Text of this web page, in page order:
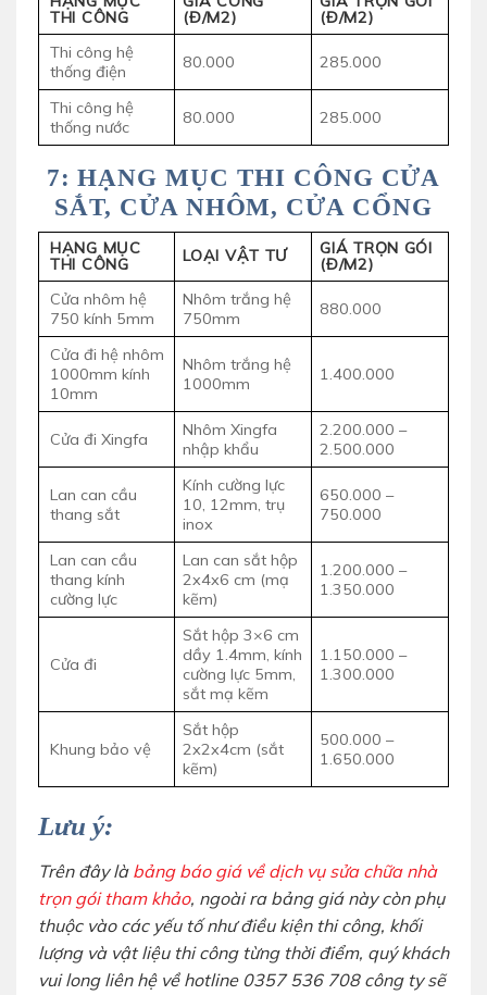
THI CÔNG
(Đ/M2)
(Đ/M2)
Thi công hệ
thống điện
80.000 285.000
Thi công hệ
thống nước
80.000 285.000
7: HẠNG MỤC THI CÔNG CỬA
SẮT, CỬA NHÔM, CỬA CỔNG
HẠNG MỤC
THI CÔNG
LOẠI VẬT TƯ
GIÁ TRỌN GÓI
(Đ/M2)
Cửa nhôm hệ
750 kính 5mm
Nhôm trắng hệ
750mm
880.000
Cửa đi hệ nhôm
1000mm kính
10mm
Nhôm trắng hệ
1000mm
1.400.000
Cửa đi Xingfa
Nhôm Xingfa
nhập khẩu
2.200.000 –
2.500.000
Lan can cầu
thang sắt
Kính cường lực
10, 12mm, trụ
inox
650.000 –
750.000
Lan can cầu
thang kính
cường lực
Lan can sắt hộp
2x4x6 cm (mạ
kẽm)
1.200.000 –
1.350.000
Cửa đi
Sắt hộp 3×6 cm
dầy 1.4mm, kính
cường lực 5mm,
sắt mạ kẽm
1.150.000 –
1.300.000
Khung bảo vệ
Sắt hộp
2x2x4cm (sắt
kẽm)
500.000 –
1.650.000
Lưu ý:
Trên đây là bảng báo giá về dịch vụ sửa chữa nhà
trọn gói tham khảo, ngoài ra bảng giá này còn phụ
thuộc vào các yếu tố như điều kiện thi công, khối
lượng và vật liệu thi công từng thời điểm, quý khách
vui long liên hệ về hotline 0357 536 708 công ty sẽ